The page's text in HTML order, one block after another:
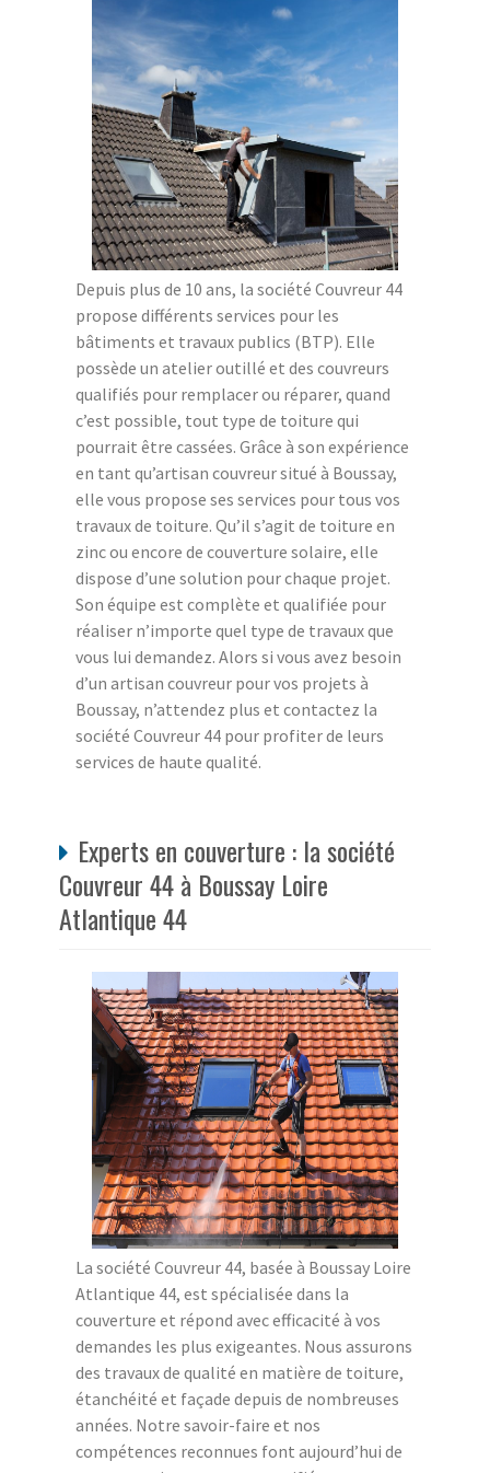
Depuis plus de 10 ans, la société Couvreur 44
propose différents services pour les
bâtiments et travaux publics (BTP). Elle
possède un atelier outillé et des couvreurs
qualifiés pour remplacer ou réparer, quand
c’est possible, tout type de toiture qui
pourrait être cassées. Grâce à son expérience
en tant qu’artisan couvreur situé à Boussay,
elle vous propose ses services pour tous vos
travaux de toiture. Qu’il s’agit de toiture en
zinc ou encore de couverture solaire, elle
dispose d’une solution pour chaque projet.
Son équipe est complète et qualifiée pour
réaliser n’importe quel type de travaux que
vous lui demandez. Alors si vous avez besoin
d’un artisan couvreur pour vos projets à
Boussay, n’attendez plus et contactez la
société Couvreur 44 pour profiter de leurs
services de haute qualité.
Experts en couverture : la société
Couvreur 44 à Boussay Loire
Atlantique 44
La société Couvreur 44, basée à Boussay Loire
Atlantique 44, est spécialisée dans la
couverture et répond avec efficacité à vos
demandes les plus exigeantes. Nous assurons
des travaux de qualité en matière de toiture,
étanchéité et façade depuis de nombreuses
années. Notre savoir-faire et nos
compétences reconnues font aujourd’hui de